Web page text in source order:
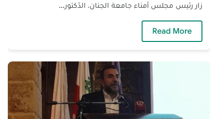
زار رئيس مجلس أمناء جامعة الجنان، الدّكتور...
Read More